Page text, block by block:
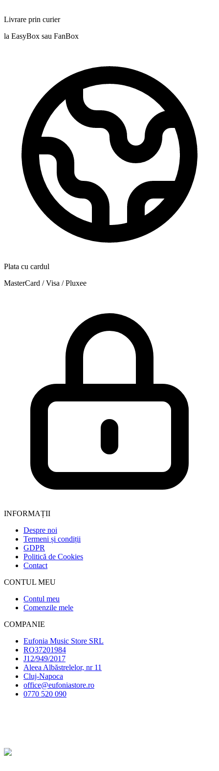
Livrare prin curier
la EasyBox sau FanBox
Plata cu cardul
MasterCard / Visa / Pluxee
INFORMAȚII
Despre noi
Termeni și condiții
GDPR
Politică de Cookies
Contact
CONTUL MEU
Contul meu
Comenzile mele
COMPANIE
Eufonia Music Store SRL
RO37201984
J12/949/2017
Aleea Albăstrelelor, nr 11
Cluj-Napoca
office@eufoniastore.ro
0770 520 090